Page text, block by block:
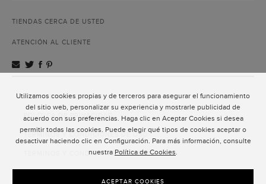
Utilizamos cookies propias y de terceros para asegurar el funcionamiento
del sitio web, personalizar su experiencia y mostrarle publicidad de
acuerdo con sus preferencias. Haga clic en Aceptar Cookies si desea
permitir todas las cookies. Puede elegir qué tipos de cookies aceptar o
desactivar haciendo clic en Configuración. Para más información, consulte
nuestra Política de Cookies.
ACEPTAR COOKIES
TIENDAS CERCA DE USTED
ATENCIÓN AL CLIENTE
ATENCIÓN AL CLIENTE
POLÍTICA DE PRIVACIDAD
TÉRMINOS Y CONDICIONES DE USO
TÉRMINOS Y CONDICIONES DE VENTA
SUSCRIPCIÓN AL NEWSLETTER